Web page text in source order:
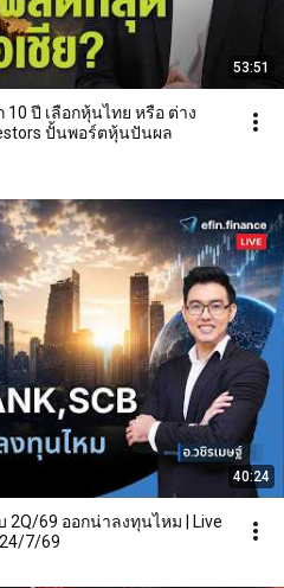
53:51
ปี เลือกหุ้นไทย หรือ ต่าง
ปั้นพอร์ตหุ้นปันผล
40:24
บ 2Q/69 ออกน่าลงทุนไหม | Live
7/69